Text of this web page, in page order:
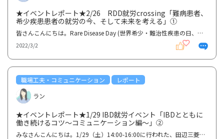
★イベントレポート★2/26 RDD就労crossing「難病患者、
希少疾患患者の就労の今、そして未来を考える」①
皆さんこんにちは。Rare Disease Day (世界希少・難治性疾患の日、以下RDD)のイベントレポートです。 RD...
2022/3/2
職場工夫・コミュニケーション
レポート
ラン
★イベントレポート★1/29 IBD就労イベント「IBDとともに
働き続けるコツ〜コミュニケーション編〜」②
みなさんこんにちは。1/29（土）14:00-16:00に行われた、田辺三菱製薬株式会社・株式会社ジーケア共催の...